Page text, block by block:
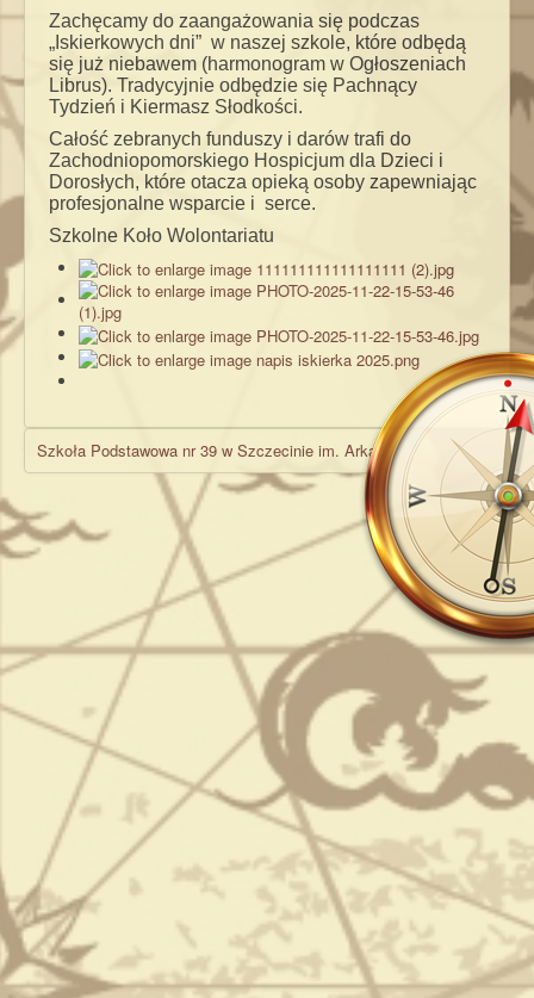
Zachęcamy do zaangażowania się podczas
„Iskierkowych dni” w naszej szkole, które odbędą
się już niebawem (harmonogram w Ogłoszeniach
Librus). Tradycyjnie odbędzie się Pachnący
Tydzień i Kiermasz Słodkości.
Całość zebranych funduszy i darów trafi do
Zachodniopomorskiego Hospicjum dla Dzieci i
Dorosłych, które otacza opieką osoby zapewniając
profesjonalne wsparcie i serce.
Szkolne Koło Wolontariatu
Szkoła Podstawowa nr 39 w Szczecinie im. Arkadego Fiedlera